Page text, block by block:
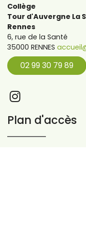
Collège
Tour d'Auvergne La
Rennes
6, rue de la Santé
35000 RENNES
02 99 30 79 89
Plan d'accès